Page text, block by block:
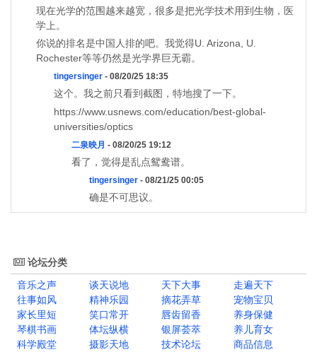
现在光学的范围越来越宽，很多是把光学技术用到生物，医
学上。
你说的排名是中国人排的吧。我觉得U. Arizona, U.
Rochester等等仍然是光学界巨无霸。
tingersinger - 08/20/25 18:35
这个。我之前只看到截图，特地搜了一下。
https://www.usnews.com/education/best-global-
universities/optics
二泉映月 - 08/20/25 19:12
看了，觉得是乱点鸳鸯谱。
tingersinger - 08/21/25 00:05
确是不可思议。
论坛分类
音乐之声
谈天说地 天下大事
走遍天下
往事如风
精神乐园 摘花弄草
宠物宝贝
家长里短
笑口常开 唇齿留香
养身保健
琴棋书画
体坛纵横 银屏荟萃
养儿育女
科学殿堂
摄影天地 技术论坛
商品信息